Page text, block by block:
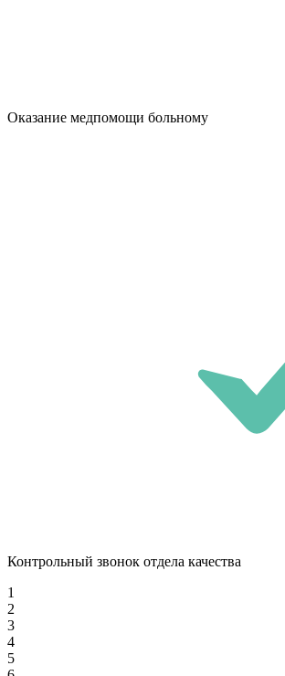
Оказание медпомощи больному
Контрольный звонок отдела качества
1
2
3
4
5